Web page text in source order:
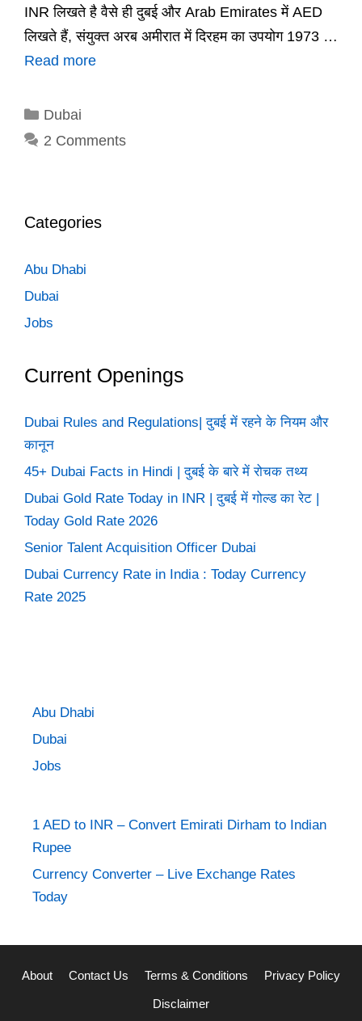
INR लिखते है वैसे ही दुबई और Arab Emirates में AED
लिखते हैं, संयुक्त अरब अमीरात में दिरहम का उपयोग 1973 …
Read more
Categories
Dubai
2 Comments
Categories
Abu Dhabi
Dubai
Jobs
Current Openings
Dubai Rules and Regulations| दुबई में रहने के नियम और
कानून
45+ Dubai Facts in Hindi | दुबई के बारे में रोचक तथ्य
Dubai Gold Rate Today in INR | दुबई में गोल्ड का रेट |
Today Gold Rate 2026
Senior Talent Acquisition Officer Dubai
Dubai Currency Rate in India : Today Currency
Rate 2025
Abu Dhabi
Dubai
Jobs
1 AED to INR – Convert Emirati Dirham to Indian
Rupee
Currency Converter – Live Exchange Rates
Today
About Contact Us Terms & Conditions Privacy Policy
Disclaimer